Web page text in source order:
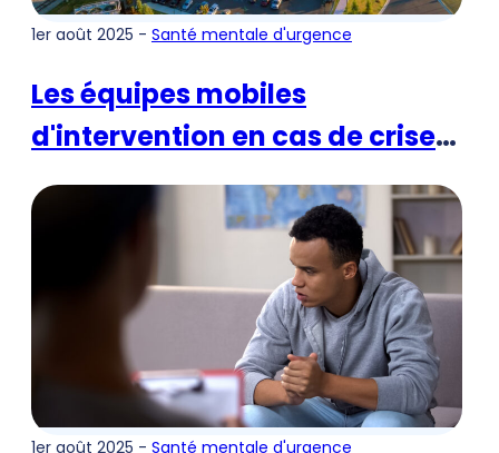
1er août 2025 - Santé mentale d'urgence
Les équipes mobiles
d'intervention en cas de crise
transforment les soins
d'urgence en matière de santé
1er août 2025 - Santé mentale d'urgence